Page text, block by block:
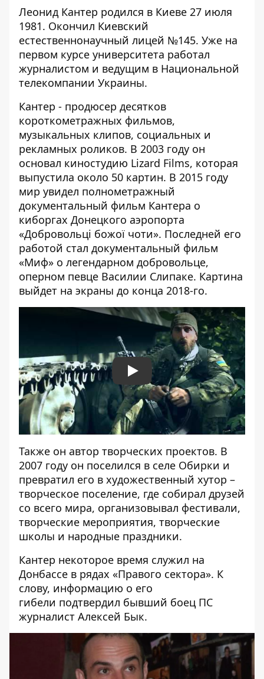
Леонид Кантер родился в Киеве 27 июля
1981. Окончил Киевский
естественнонаучный лицей №145. Уже на
первом курсе университета работал
журналистом и ведущим в Национальной
телекомпании Украины.
Кантер - продюсер десятков
короткометражных фильмов,
музыкальных клипов, социальных и
рекламных роликов. В 2003 году он
основал киностудию Lizard Films, которая
выпустила около 50 картин. В 2015 году
мир увидел полнометражный
документальный фильм Кантера о
киборгах Донецкого аэропорта
«Добровольці божої чоти». Последней его
работой стал документальный фильм
«Миф» о легендарном добровольце,
оперном певце Василии Слипаке. Картина
выйдет на экраны до конца 2018-го.
Play
Также он автор творческих проектов. В
2007 году он поселился в селе Обирки и
превратил его в художественный хутор –
творческое поселение, где собирал друзей
со всего мира, организовывал фестивали,
творческие мероприятия, творческие
школы и народные праздники.
Кантер некоторое время служил на
Донбассе в рядах «Правого сектора». К
слову, информацию о его
гибели подтвердил бывший боец ПС
журналист Алексей Бык.